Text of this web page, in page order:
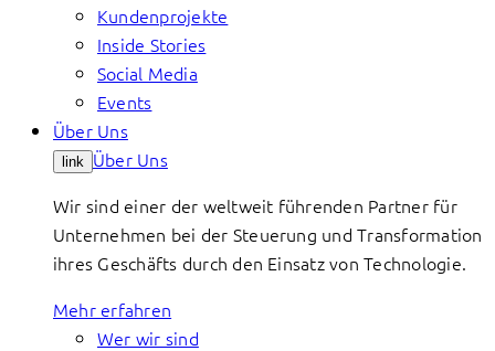
Kundenprojekte
Inside Stories
Social Media
Events
Über Uns
link Über Uns
Wir sind einer der weltweit führenden Partner für
Unternehmen bei der Steuerung und Transformation
ihres Geschäfts durch den Einsatz von Technologie.
Mehr erfahren
Wer wir sind